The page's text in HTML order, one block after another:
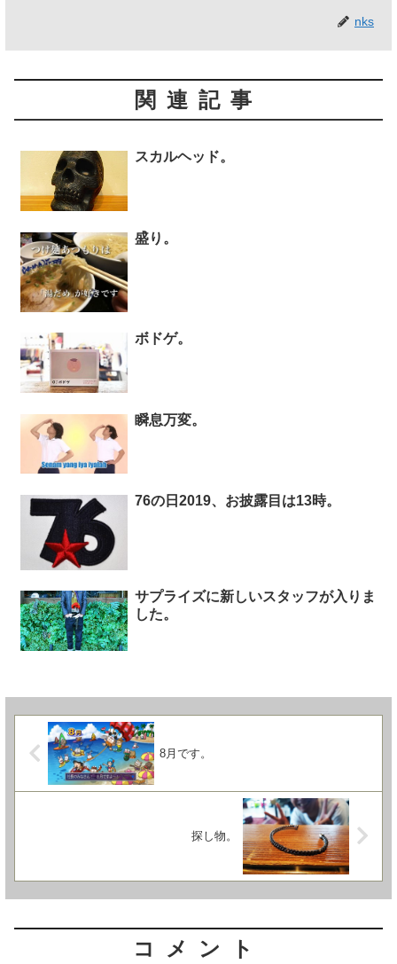
nks
関連記事
スカルヘッド。
盛り。
ボドゲ。
瞬息万変。
76の日2019、お披露目は13時。
サプライズに新しいスタッフが入りま
した。
8月です。
探し物。
コメント